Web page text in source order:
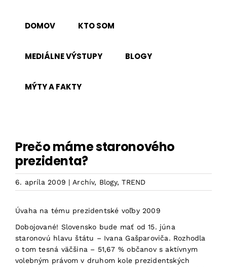
contentDOMOV KTO SOM
MEDIÁLNE VÝSTUPY BLOGY
MÝTY A FAKTY
Prečo máme staronového
prezidenta?
6. apríla 2009 | Archív, Blogy,TREND
Úvaha na tému prezidentské voľby 2009
Dobojované! Slovensko bude mať od 15. júna
staronovú hlavu štátu – Ivana Gašparoviča. Rozhodla
o tom tesná väčšina – 51,67 % občanov s aktívnym
volebným právom v druhom kole prezidentských